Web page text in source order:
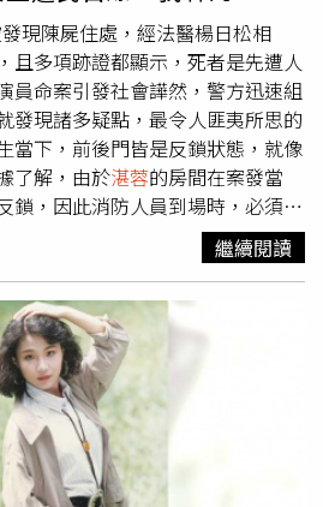
現陳屍住處，經法醫楊日松相
且多項跡證都顯示，死者是先遭人
員命案引發社會譁然，警方迅速組
發現諸多疑點，最令人匪夷所思的
當下，前後門皆是反鎖狀態，就像
了解，由於湛蓉的房間在案發當
鎖，因此消防人員到場時，必須強
上房內也沒有掙扎、打鬥等外力侵
的頸部有勒痕、下體殘留大量體液
跡證都顯示死者的確遭人殺害，最
？湛蓉住家樓下的麵攤透露，對方
這是一起謀殺案後，專案小組針
景與交友狀況展開過濾，隨即查出
，平時獨居於此，但她與左鄰右舍
其交友情況。事後，警方透過
男性，並做了DNA鑑識，結果比對
怪的是，警方在短短數日內就掌握
繼續閱讀